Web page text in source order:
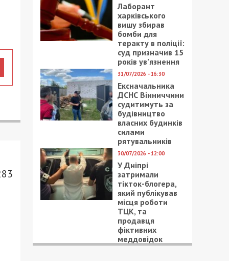
Лаборант
харківського
вишу збирав
бомби для
теракту в поліції:
суд призначив 15
років ув’язнення
31/07/2026 - 16:30
Ексначальника
ДСНС Вінниччини
судитимуть за
будівництво
власних будинків
силами
рятувальників
30/07/2026 - 12:00
У Дніпрі
затримали
тікток-блогера,
який публікував
місця роботи
ТЦК, та
продавця
фіктивних
меддовідок